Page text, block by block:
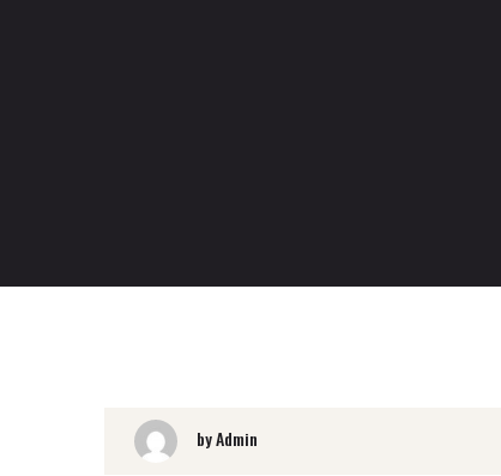
by Admin